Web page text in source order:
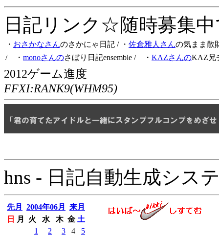
日記リンク☆随時募集
・ おさかなさんのさかにゃ日記 / ・ 佐倉雅人さんの気まま散
/ ・ monoさんのさぼり日記ensemble / ・ KAZさんのKAZ兄
2012ゲーム進度
FFXI:RANK9(WHM95)
hns - 日記自動生成シス
先月 2004年06月
来月
日
月 火 水 木 金 土
1
2 3 4
5